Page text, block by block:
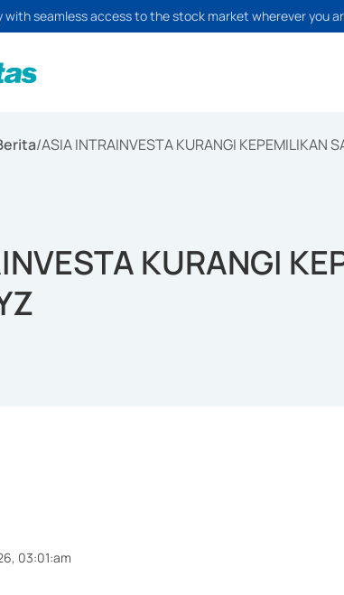
seamless access to the stock market wherever you
/ASIA INTRAINVESTA KURANGI KEPEMILIKAN
KURANGI
03:01:am